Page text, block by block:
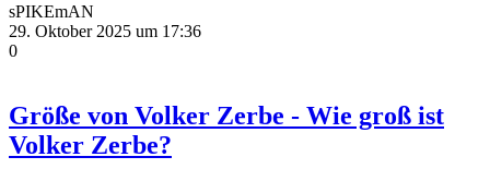
sPIKEmAN
29. Oktober 2025 um 17:36
0
Größe von Volker Zerbe - Wie groß ist
Volker Zerbe?